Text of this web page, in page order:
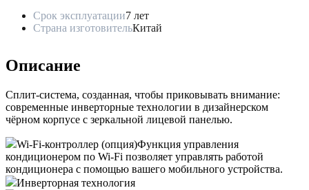
Срок эксплуатации7 лет
Страна изготовительКитай
Описание
Сплит-система, созданная, чтобы приковывать внимание:
современные инверторные технологии в дизайнерском
чёрном корпусе с зеркальной лицевой панелью.
Wi-Fi-контроллер (опция)Функция управления
кондиционером по Wi-Fi позволяет управлять работой
кондиционера с помощью вашего мобильного устройства.
Инверторная технология